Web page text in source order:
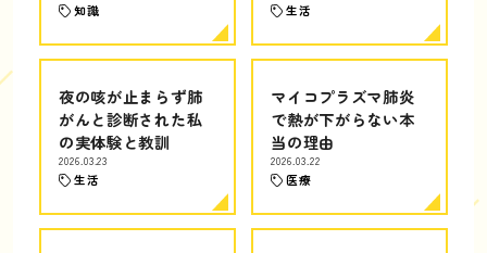
知識 生活
夜の咳が止まらず肺
がんと診断された私
の実体験と教訓
2026.03.23
生活
マイコプラズマ肺炎
で熱が下がらない本
当の理由
2026.03.22
医療